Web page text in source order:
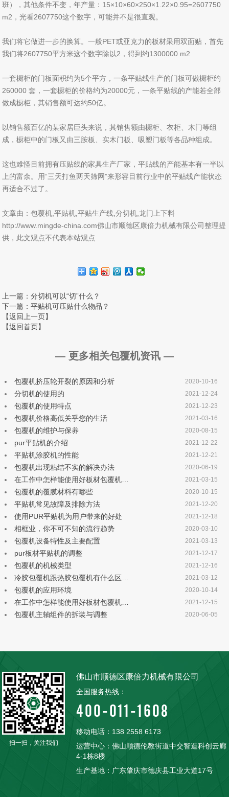
班），其他条件不变，年产量：15×10×60×250×1.22×0.95=2607750
m2，光看2607750这个数字，可能并不是很直观。
我们将它做进一步的换算。一般PET或亚克力的板材采用双面贴，首先
我们将2607750平方米这个数字除以2，得到约1300000 m2
一套橱柜的门板面积约为5个平方，一条平贴线生产的门板可做橱柜约
260000 套，一套橱柜的价格约为20000元，一条平贴线的产能若全部
做成橱柜，其销售额可达约50亿。
以销售额百亿的某家居巨头来说，其销售额由橱柜、衣柜、木门等组
成，橱柜中的门板又由三胺板、实木门板、吸塑门板等各品种组成。
这也难怪目前拥有压贴线的家具生产厂家，平贴线的产能基本有一半以
上的富余。用“三天打鱼两天筛网”来形容目前行业中的平贴线产能状态
再适合不过了。
文章由：包覆机,平贴机,平贴生产线,分切机,龙门上下料
http://www.mingde-china.com佛山市顺德区康倍力机械有限公司整理提
供，此文观点不代表本站观点
上一篇 ：分切机可以“切”什么？
下一篇 ：平贴机可压贴什么物品？
【返回上一页】
【返回首页】
— 更多相关包覆机资讯 —
包覆机挤压轮开裂的原因和分析 2020-10-16
分切机的使用的 2021-12-24
包覆机的使用特点 2021-12-23
包覆机价格高低关乎您的生活 2021-03-16
包覆机的维护与保养 2020-08-15
pur平贴机的介绍 2021-12-22
平贴机涂胶机的性能 2021-12-21
包覆机出现粘结不实的解决办法 2020-06-19
在工作中怎样能使用好板材包覆机… 2021-03-15
包覆机的覆膜材料有哪些 2020-10-15
平贴机常见故障及排除方法 2021-12-20
使用PUR平贴机为用户带来的好处 2021-12-18
相框业，你不可不知的流行趋势 2020-03-10
包覆机设备特性及主要配置 2021-03-13
pur板材平贴机的调整 2021-12-17
包覆机的机械类型 2021-12-16
冷胶包覆机跟热胶包覆机有什么区… 2021-03-12
包覆机的应用环境 2020-10-14
在工作中怎样能使用好板材包覆机… 2021-12-15
包覆机主轴组件的拆装与调整 2020-06-05
扫一扫，关注我们
佛山市顺德区康倍力机械有限公司
全国服务热线：
400-011-1608
移动电话：138 2558 6173
运营中心：佛山顺德伦教街道中交智造科创云廊
4-1栋8楼
生产基地：广东肇庆市德庆县工业大道17号